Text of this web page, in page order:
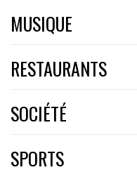
MUSIQUE
RESTAURANTS
SOCIÉTÉ
SPORTS